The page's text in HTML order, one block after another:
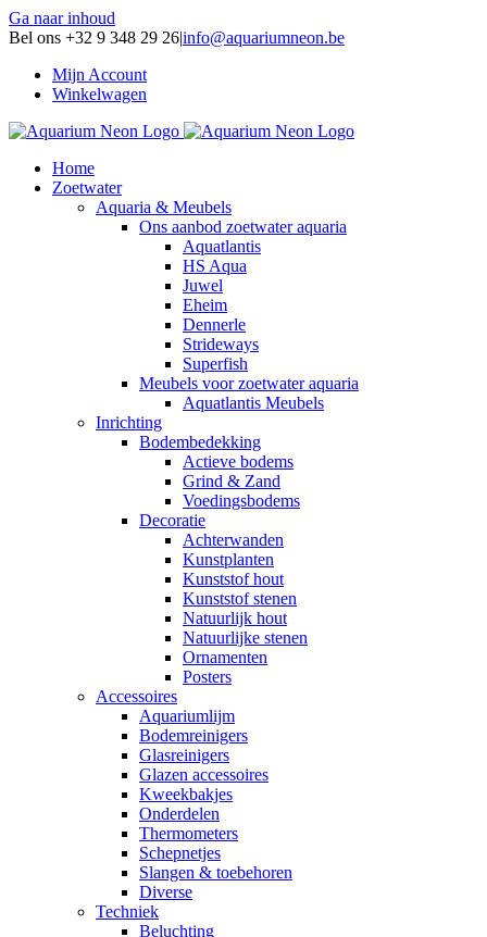
Ga naar inhoud
Bel ons +32 9 348 29 26|info@aquariumneon.be
Mijn Account
Winkelwagen
Home
Zoetwater
Aquaria & Meubels
Ons aanbod zoetwater aquaria
Aquatlantis
HS Aqua
Juwel
Eheim
Dennerle
Strideways
Superfish
Meubels voor zoetwater aquaria
Aquatlantis Meubels
Inrichting
Bodembedekking
Actieve bodems
Grind & Zand
Voedingsbodems
Decoratie
Achterwanden
Kunstplanten
Kunststof hout
Kunststof stenen
Natuurlijk hout
Natuurlijke stenen
Ornamenten
Posters
Accessoires
Aquariumlijm
Bodemreinigers
Glasreinigers
Glazen accessoires
Kweekbakjes
Onderdelen
Thermometers
Schepnetjes
Slangen & toebehoren
Diverse
Techniek
Beluchting